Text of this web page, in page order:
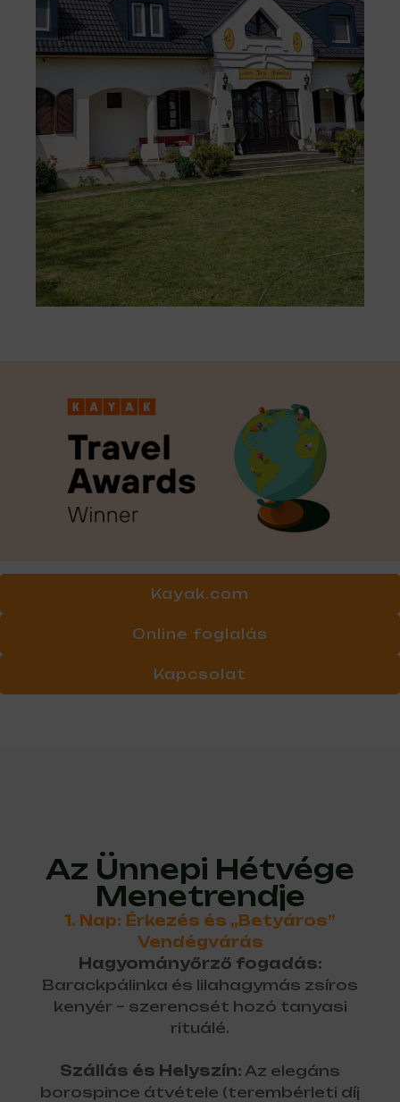
Kayak.com
Online foglalás
Kapcsolat
Az Ünnepi Hétvége
Menetrendje
1. Nap: Érkezés és „Betyáros”
Vendégvárás
Hagyományőrző fogadás:
Barackpálinka és lilahagymás zsíros
kenyér – szerencsét hozó tanyasi
rituálé.
Szállás és Helyszín: Az elegáns
borospince átvétele (terembérleti díj